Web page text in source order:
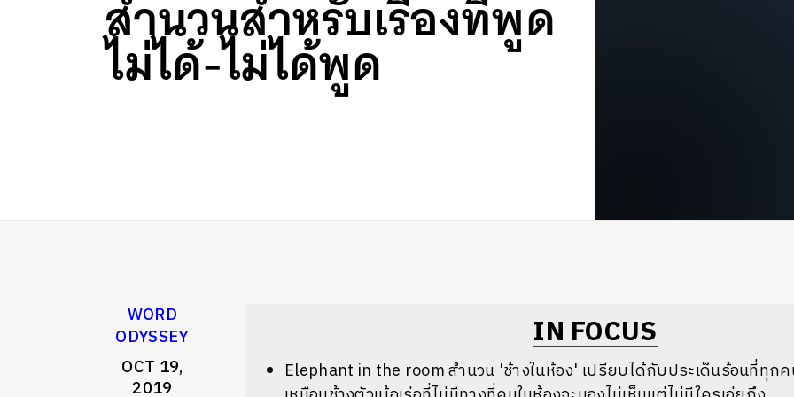
สำนวนสำหรับเรื่องที่พูด
ไม่ได้-ไม่ได้พูด
WORD
ODYSSEY
OCT 19,
2019
IN FOCUS
Elephant in the room สำนวน 'ช้างในห้อง' เปรียบได้กับประเด็นร้อนที่ทุก